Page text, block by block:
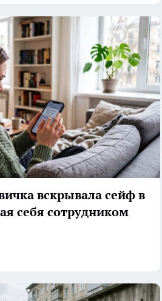
вскрывала сейф в
себя сотрудником